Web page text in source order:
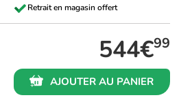
544€99
AJOUTER AU PANIER